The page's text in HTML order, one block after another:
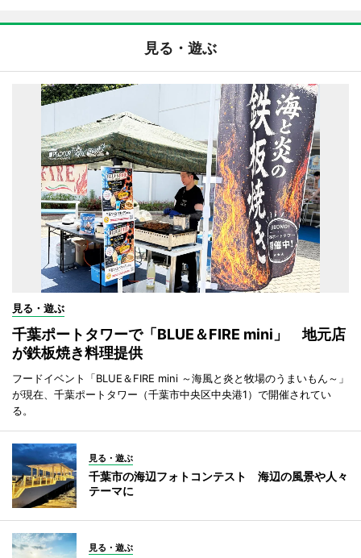
見る・遊ぶ
見る・遊ぶ
千葉ポートタワーで「BLUE＆FIRE mini」 地元店
が鉄板焼き料理提供
フードイベント「BLUE＆FIRE mini ～海風と炎と牧場のうまいもん～」
が現在、千葉ポートタワー（千葉市中央区中央港1）で開催されてい
る。
見る・遊ぶ
千葉市の海辺フォトコンテスト 海辺の風景や人々
テーマに
見る・遊ぶ